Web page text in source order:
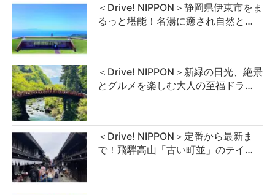
＜Drive! NIPPON＞静岡県伊東市をま
るっと堪能！名湯に癒され自然と…
＜Drive! NIPPON＞新緑の日光、絶景
とグルメを楽しむ大人の至福ドラ…
＜Drive! NIPPON＞定番から最新ま
で！飛騨高山「古い町並」のテイ…